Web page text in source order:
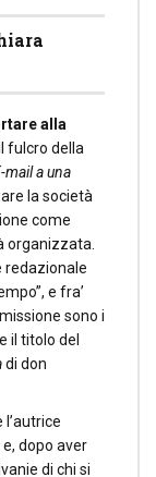
alla
fulcro della
mail a una
la società
come
organizzata.
redazionale
e fra’
sono i
il titolo del
di don
l’autrice
e, dopo aver
di chi si